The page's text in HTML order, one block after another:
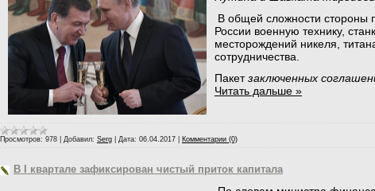
В общей сложности стороны
России военную технику,
месторождений никеля,
сотрудничества.
Пакетзаключенных
Читать дальше »
Просмотров: 978 Добавил: Serg Дата: 06.04.2017 Комментарии (0)
В I квартале зафиксирован чистый приток капитала